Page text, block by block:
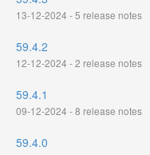
13-12-2024 - 5 release notes
59.4.2
12-12-2024 - 2 release notes
59.4.1
09-12-2024 - 8 release notes
59.4.0